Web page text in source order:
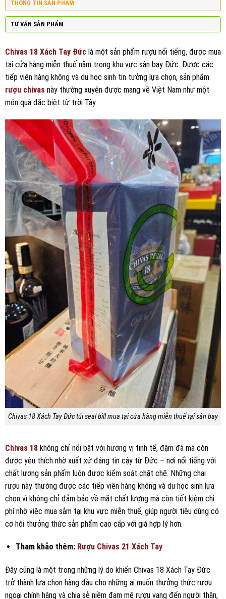
THÔNG TIN SẢN PHẨM
TƯ VẤN SẢN PHẨM
Chivas 18 Xách Tay Đức là một sản phẩm rượu nổi tiếng, được mua
tại cửa hàng miễn thuế nằm trong khu vực sân bay Đức. Được các
tiếp viên hàng không và du học sinh tin tưởng lựa chọn, sản phẩm
rượu chivas này thường xuyên được mang về Việt Nam như một
món quà đặc biệt từ trời Tây.
Chivas 18 Xách Tay Đức túi seal bill mua tại cửa hàng miễn thuế tại sân bay
Chivas 18 không chỉ nổi bật với hương vị tinh tế, đậm đà mà còn
được yêu thích nhờ xuất xứ đáng tin cậy từ Đức – nơi nổi tiếng với
chất lượng sản phẩm luôn được kiểm soát chặt chẽ. Những chai
rượu này thường được các tiếp viên hàng không và du học sinh lựa
chọn vì không chỉ đảm bảo về mặt chất lượng mà còn tiết kiệm chi
phí nhờ việc mua sắm tại khu vực miễn thuế, giúp người tiêu dùng có
cơ hội thưởng thức sản phẩm cao cấp với giá hợp lý hơn.
Tham khảo thêm: Rượu Chivas 21 Xách Tay
Đây cũng là một trong những lý do khiến Chivas 18 Xách Tay Đức
trở thành lựa chọn hàng đầu cho những ai muốn thưởng thức rượu
ngoại chính hãng và chia sẻ niềm đam mê rượu vang đến người thân,